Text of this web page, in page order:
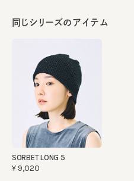
同じシリーズのアイテム
SORBET LONG 5
¥9,020